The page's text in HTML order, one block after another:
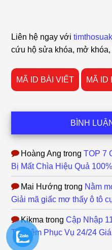
Liên hệ ngay với
cứu hộ sửa khóa, mở
MÃ ID BÀI VIẾT MÃ ID
BÌNH
Hoàng Ang trongTOP 7
Bị Mất Chìa Hiệu Quả 100%
Mai Hướng trong Nằm
Giải mã giấc mơ thấy ô tô
Kikma trongCập Nhập
Từ Liêm Phục Vụ 24/24